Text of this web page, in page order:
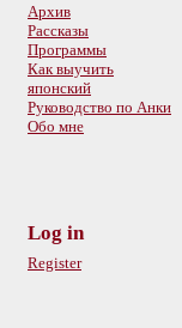
Архив
Рассказы
Программы
Как выучить
японский
Руководство по Анки
Обо мне
Log in
Register